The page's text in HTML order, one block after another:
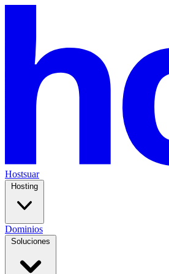
Hostsuar
Hosting
Dominios
Soluciones